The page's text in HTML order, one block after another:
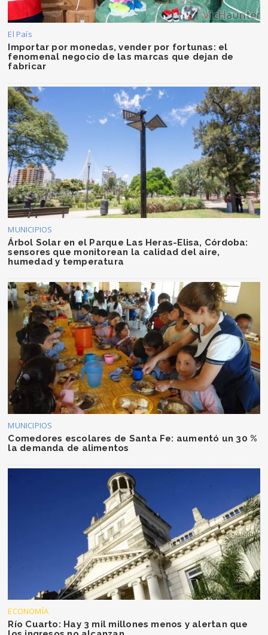
El País
Importar por monedas, vender por fortunas: el
fenomenal negocio de las marcas que dejan de
fabricar
MUNICIPIOS
Árbol Solar en el Parque Las Heras-Elisa, Córdoba:
sensores que monitorean la calidad del aire,
humedad y temperatura
MUNICIPIOS
Comedores escolares de Santa Fe: aumentó un 30 %
la demanda de alimentos
ECONOMÍA
Río Cuarto: Hay 3 mil millones menos y alertan que